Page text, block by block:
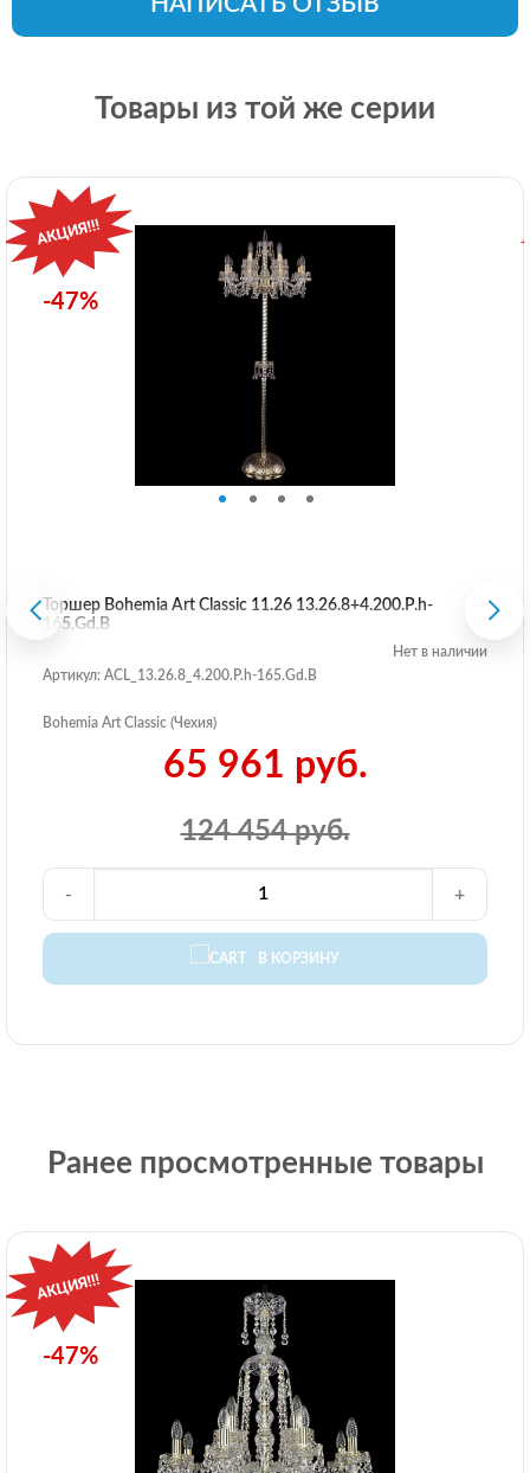
Товары из той же серии
-47%
Торшер Bohemia Art Classic 11.26 13.26.8+4.200.P.h-
165.Gd.B
Нет в наличии
Артикул: ACL_13.26.8_4.200.P.h-165.Gd.B
Bohemia Art Classic (Чехия)
124 454 руб.
65 961 руб.
В КОРЗИНУ
- +
Ранее просмотренные товары
-47%